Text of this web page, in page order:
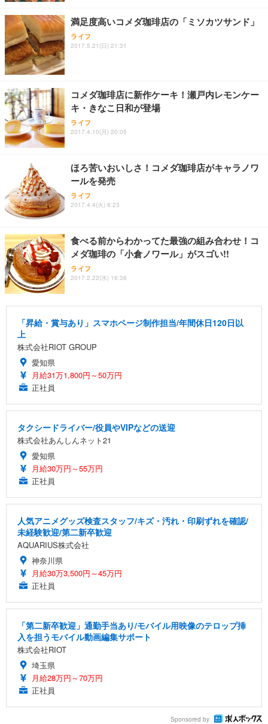
満足度高いコメダ珈琲店の「ミソカツサンド」
ライフ
2017.5.21(日) 21:31
コメダ珈琲店に新作ケーキ！瀬戸内レモンケー
キ・きなこ日和が登場
ライフ
2017.4.10(月) 20:05
ほろ苦いおいしさ！コメダ珈琲店がキャラノワ
ールを発売
ライフ
2017.4.4(火) 8:23
食べる前からわかってた最強の組み合わせ！コ
メダ珈琲の「小倉ノワール」がスゴい!!
ライフ
2017.2.22(水) 16:38
「昇給・賞与あり」スマホページ制作担当/年間休日120日以
上
株式会社RIOT GROUP
愛知県
月給31万1,800円～50万円
正社員
タクシードライバー/役員やVIPなどの送迎
株式会社あんしんネット21
愛知県
月給30万円～55万円
正社員
人気アニメグッズ検査スタッフ/キズ・汚れ・印刷ずれを確認/
未経験歓迎/第二新卒歓迎
AQUARIUS株式会社
神奈川県
月給30万3,500円～45万円
正社員
「第二新卒歓迎」通勤手当あり/モバイル用映像のテロップ挿
入を担うモバイル動画編集サポート
株式会社RIOT
埼玉県
月給28万円～70万円
正社員
Sponsored by